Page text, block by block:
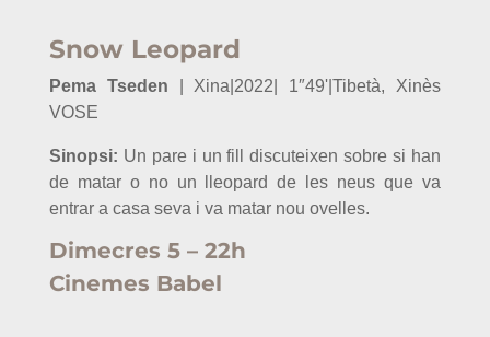
Snow Leopard
Pema Tseden | Xina |2022| 1″49'|Tibetà, Xinès
VOSE
Sinopsi: Un pare i un fill discuteixen sobre si han
de matar o no un lleopard de les neus que va
entrar a casa seva i va matar nou ovelles.
Dimecres 5 – 22h
Cinemes Babel